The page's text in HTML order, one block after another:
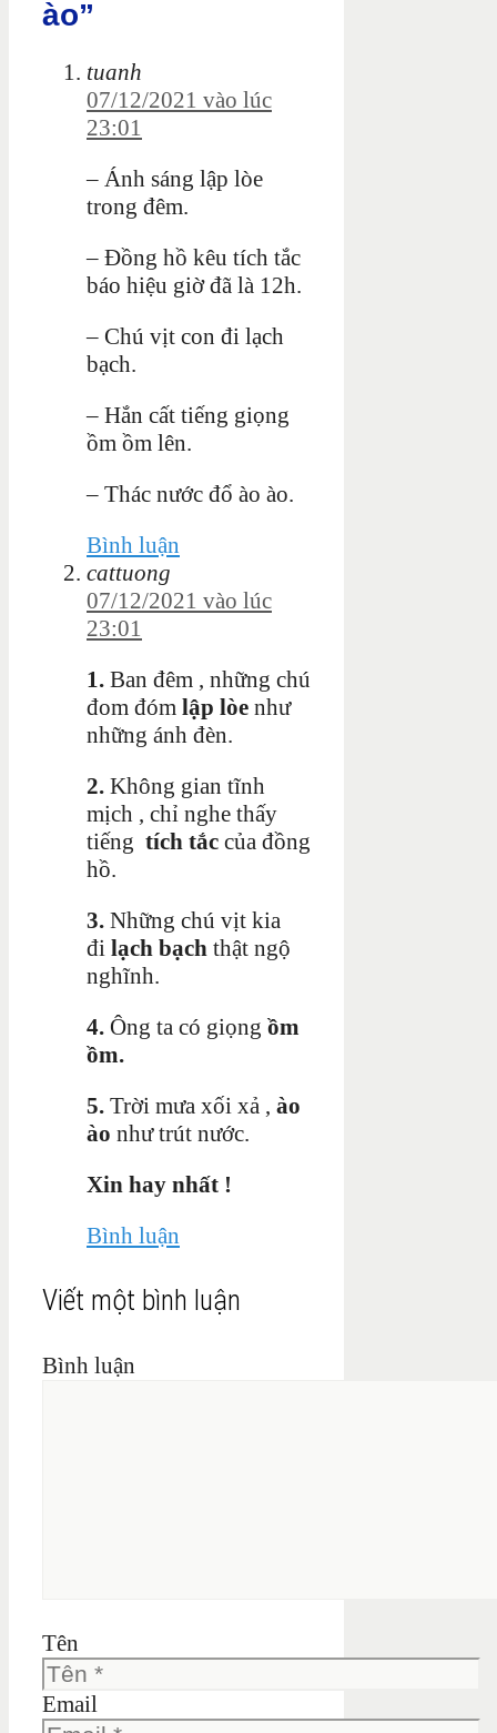
ào”
tuanh
07/12/2021 vào lúc
23:01
– Ánh sáng lập lòe
trong đêm.
– Đồng hồ kêu tích tắc
báo hiệu giờ đã là 12h.
– Chú vịt con đi lạch
bạch.
– Hắn cất tiếng giọng
ồm ồm lên.
– Thác nước đổ ào ào.
Bình luận
cattuong
07/12/2021 vào lúc
23:01
1. Ban đêm , những chú
đom đóm lập lòe như
những ánh đèn.
2. Không gian tĩnh
mịch , chỉ nghe thấy
tiếng tích tắc của đồng
hồ.
3. Những chú vịt kia
đi lạch bạch thật ngộ
nghĩnh.
4. Ông ta có giọng ồm
ồm.
5. Trời mưa xối xả , ào
ào như trút nước.
Xin hay nhất !
Bình luận
Viết một bình luận
Bình luận
Tên
Email